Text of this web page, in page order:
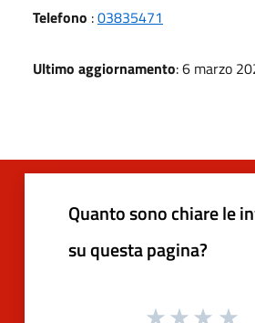
Telefono :03835471
Ultimo aggiornamento: 6 marzo
Quanto sono chiare le
su questa pagina?